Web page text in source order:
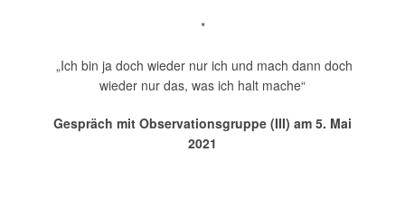
*
„Ich bin ja doch wieder nur ich und mach dann doch
wieder nur das, was ich halt mache“
Gespräch mit Observationsgruppe (III) am 5. Mai
2021